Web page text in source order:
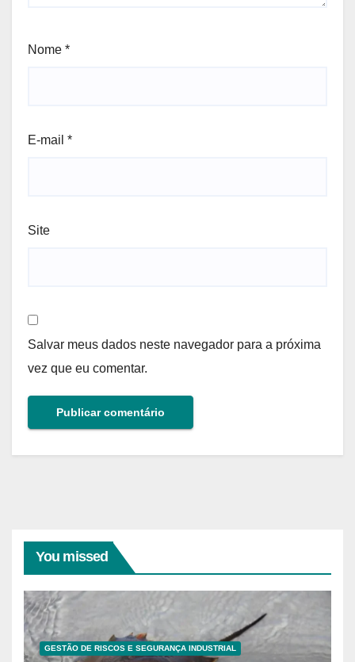
Nome *
E-mail *
Site
Salvar meus dados neste navegador para a próxima
vez que eu comentar.
You missed
GESTÃO DE RISCOS E SEGURANÇA INDUSTRIAL